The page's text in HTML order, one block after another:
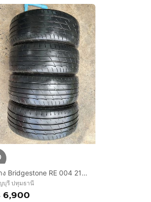
ยาง Bridgestone RE 004 215 45 17 ปี 25 ชุดระ 6900 บาทคะ ไร้ตำหนิ ไม่ปะ
บุรี ปทุมธานี
6,900